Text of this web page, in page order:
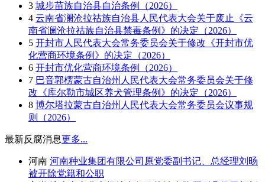
3 城步苗族自治县自治条例（2026）
4 云南省澜沧拉祜族自治县人民代表大会关于废止《云
南省澜沧拉祜族自治县禁毒条例》的决定（2026）
5 开封市人民代表大会常务委员会关于修改《开封市优
化营商环境条例》的决定（2026）
6 开封市优化营商环境条例（2026）
7 巴音郭楞蒙古自治州人民代表大会常务委员会关于修
改《库尔勒市城区养犬管理条例》的决定（2026）
8 博尔塔拉蒙古自治州人民代表大会常务委员会议事规
则（2026）
最新反腐消息更多...
河南 河南种业集团有限公司原党委副书记、总经理刘旸
被开除党籍和公职